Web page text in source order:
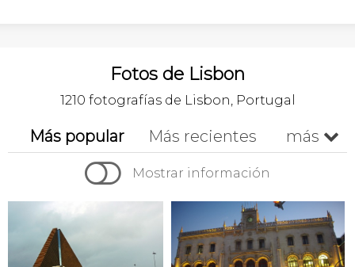
Fotos de Lisbon
1210 fotografías de Lisbon, Portugal
Más popular
Más recientes
Cronológico
A-z Z-a
más 
 Mostrar información